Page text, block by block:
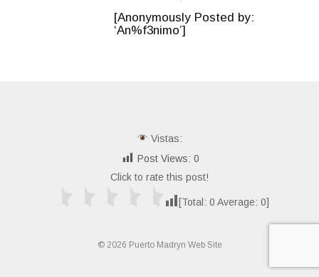
[Anonymously Posted by:
‘An%f3nimo’]
Vistas:
Post Views: 0
Click to rate this post!
[Total: 0 Average: 0]
© 2026 Puerto Madryn Web Site